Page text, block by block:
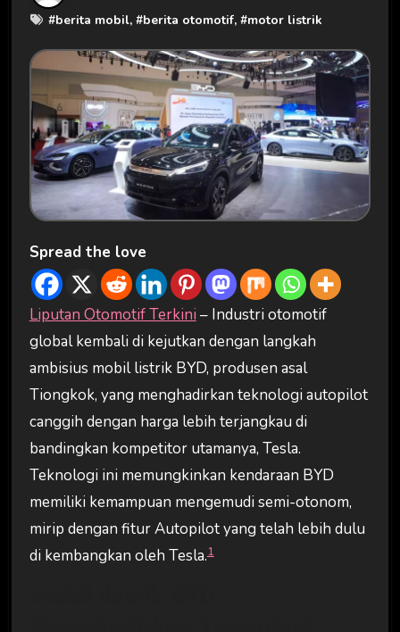
#berita mobil, #berita otomotif, #motor listrik
Spread the love
Liputan Otomotif Terkini– Industri otomotif
global kembali di kejutkan dengan langkah
ambisius mobil listrik BYD, produsen asal
Tiongkok, yang menghadirkan teknologi autopilot
canggih dengan harga lebih terjangkau di
bandingkan kompetitor utamanya, Tesla.
Teknologi ini memungkinkan kendaraan BYD
memiliki kemampuan mengemudi semi-otonom,
mirip dengan fitur Autopilot yang telah lebih dulu
di kembangkan oleh Tesla.1